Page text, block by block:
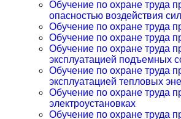
Обучение по охране труда
опасностью воздействия
Обучение по охране труда
Обучение по охране труда
Обучение по охране труда
эксплуатацией подъемных
Обучение по охране труда
эксплуатацией тепловых
Обучение по охране труда
электроустановках
Обучение по охране труда